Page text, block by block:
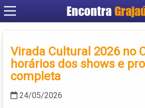
Encontra
Cadastrar
Criar conta
Virada Cultural 2026 no
horários dos shows e
completa
24/05/2026